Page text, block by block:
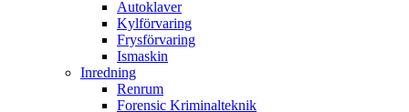
Autoklaver
Kylförvaring
Frysförvaring
Ismaskin
Inredning
Renrum
Forensic Kriminalteknik